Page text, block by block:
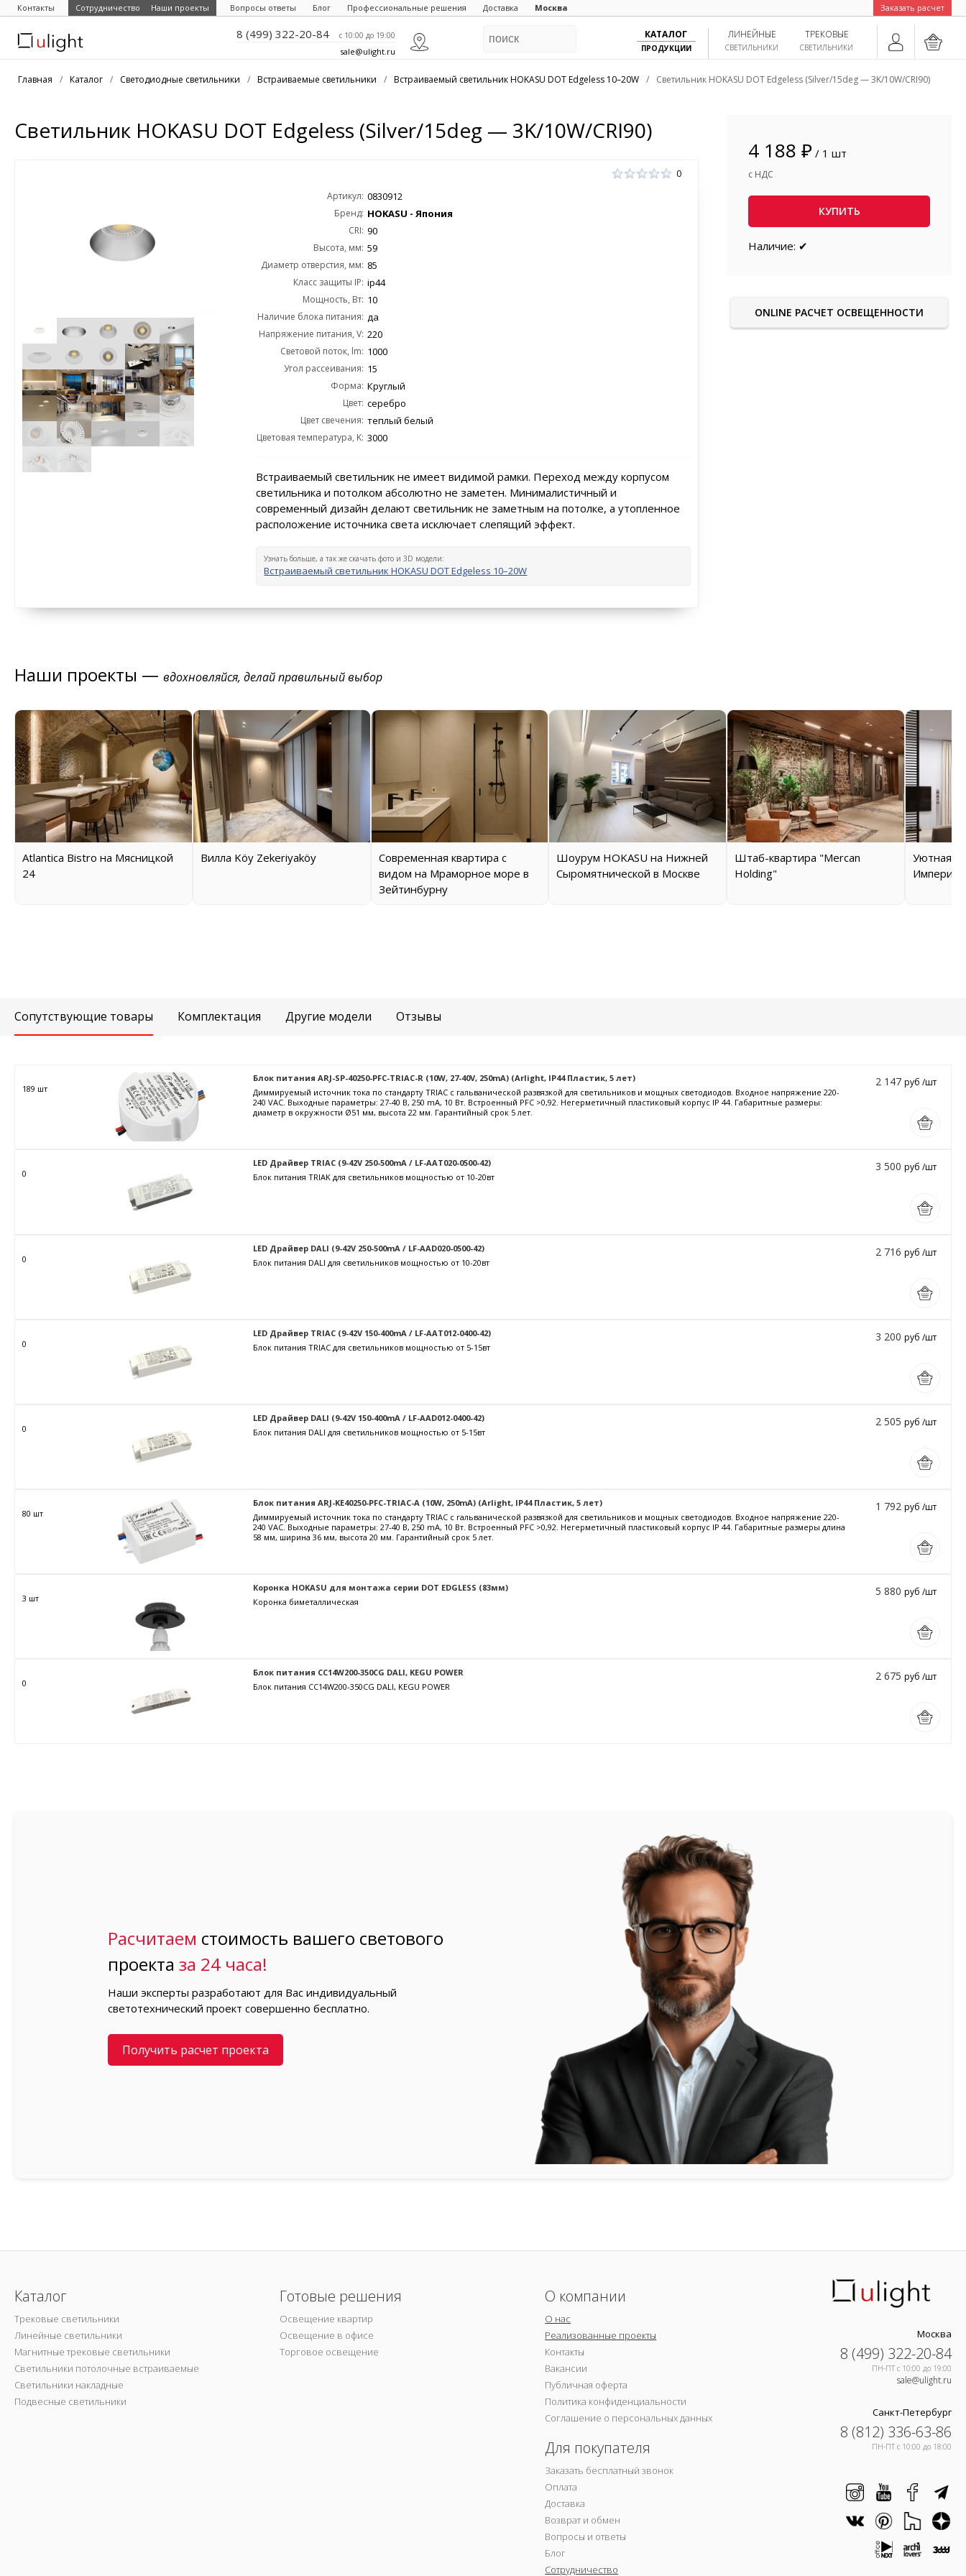
Контакты Сотрудничество Наши проекты Вопросы ответы Блог Профессиональные решения Доставка Москва Заказать расчет
8 (499) 322-20-84 c 10:00 до 19:00
sale@ulight.ru
ТРЕКОВЫЕ
СВЕТИЛЬНИКИ
ЛИНЕЙНЫЕ
СВЕТИЛЬНИКИ
КАТАЛОГ
ПРОДУКЦИИ
Главная / Каталог / Светодиодные светильники / Встраиваемые светильники / Встраиваемый светильник HOKASU DOT Edgeless 10–20W / Светильник HOKASU DOT Edgeless (Silver/15deg — 3K/10W/CRI90)
Светильник HOKASU DOT Edgeless (Silver/15deg — 3K/10W/CRI90)
0
Артикул: 0830912
Бренд: HOKASU - Япония
CRI: 90
Высота, мм: 59
Диаметр отверстия, мм: 85
Класс защиты IP: ip44
Мощность, Вт: 10
Наличие блока питания: да
Напряжение питания, V: 220
Световой поток, lm: 1000
Угол рассеивания: 15
Форма: Круглый
Цвет: серебро
Цвет свечения: теплый белый
Цветовая температура, K: 3000
Встраиваемый светильник не имеет видимой рамки. Переход между корпусом
светильника и потолком абсолютно не заметен. Минималистичный и
современный дизайн делают светильник не заметным на потолке, а утопленное
расположение источника света исключает слепящий эффект.
Узнать больше, а так же скачать фото и 3D модели:
Встраиваемый светильник HOKASU DOT Edgeless 10–20W
4 188 ₽ / 1 шт
с НДС
КУПИТЬ
Наличие: ✔
ONLINE РАСЧЕТ ОСВЕЩЕННОСТИ
Наши проекты — вдохновляйся, делай правильный выбор
Atlantica Bistro на Мясницкой
24
Вилла Köy Zekeriyaköy
Современная квартира с
видом на Мраморное море в
Зейтинбурну
Шоурум HOKASU на Нижней
Сыромятнической в Москве
Штаб-квартира "Mercan
Holding"
Уютная
Империал
Сопутствующие товары Комплектация Другие модели Отзывы
189 шт
Блок питания ARJ-SP-40250-PFC-TRIAC-R (10W, 27-40V, 250mA) (Arlight, IP44 Пластик, 5 лет)
Диммируемый источник тока по стандарту TRIAC с гальванической развязкой для светильников и мощных светодиодов. Входное напряжение 220-
240 VAC. Выходные параметры: 27-40 В, 250 mА, 10 Вт. Встроенный PFC >0,92. Негерметичный пластиковый корпус IP 44. Габаритные размеры:
диаметр в окружности Ø51 мм, высота 22 мм. Гарантийный срок 5 лет.
2 147 руб /шт
0
LED Драйвер TRIAC (9-42V 250-500mA / LF-AAT020-0500-42)
Блок питания TRIAK для светильников мощностью от 10-20вт
3 500 руб /шт
0
LED Драйвер DALI (9-42V 250-500mA / LF-AAD020-0500-42)
Блок питания DALI для светильников мощностью от 10-20вт
2 716 руб /шт
0
LED Драйвер TRIAC (9-42V 150-400mA / LF-AAT012-0400-42)
Блок питания TRIAC для светильников мощностью от 5-15вт
3 200 руб /шт
0
LED Драйвер DALI (9-42V 150-400mA / LF-AAD012-0400-42)
Блок питания DALI для светильников мощностью от 5-15вт
2 505 руб /шт
80 шт
Блок питания ARJ-KE40250-PFC-TRIAC-A (10W, 250mA) (Arlight, IP44 Пластик, 5 лет)
Диммируемый источник тока по стандарту TRIAC с гальванической развязкой для светильников и мощных светодиодов. Входное напряжение 220-
240 VAC. Выходные параметры: 27-40 В, 250 mА, 10 Вт. Встроенный PFC >0,92. Негерметичный пластиковый корпус IP 44. Габаритные размеры длина
58 мм, ширина 36 мм, высота 20 мм. Гарантийный срок 5 лет.
1 792 руб /шт
3 шт
Коронка HOKASU для монтажа серии DOT EDGLESS (83мм)
Коронка биметаллическая
5 880 руб /шт
0
Блок питания CC14W200-350CG DALI, KEGU POWER
Блок питания CC14W200-350CG DALI, KEGU POWER
2 675 руб /шт
Расчитаем стоимость вашего светового
проектаза 24 часа!
Наши эксперты разработают для Вас индивидуальный
светотехнический проект совершенно бесплатно.
Получить расчет проекта
Каталог
Трековые светильники
Линейные светильники
Магнитные трековые светильники
Светильники потолочные встраиваемые
Светильники накладные
Подвесные светильники
Готовые решения
Освещение квартир
Освещение в офисе
Торговое освещение
О компании
О нас
Реализованные проекты
Контакты
Вакансии
Публичная оферта
Политика конфиденциальности
Соглашение о персональных данных
Для покупателя
Заказать бесплатный звонок
Оплата
Доставка
Возврат и обмен
Вопросы и ответы
Блог
Сотрудничество
Москва
8 (499) 322-20-84
ПН-ПТ c 10:00 до 19:00
sale@ulight.ru
Санкт-Петербург
8 (812) 336-63-86
ПН-ПТ c 10:00 до 18:00